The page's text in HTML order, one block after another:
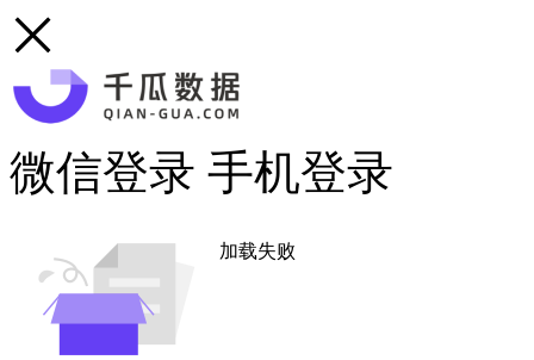
微信登录 手机登录
加载失败